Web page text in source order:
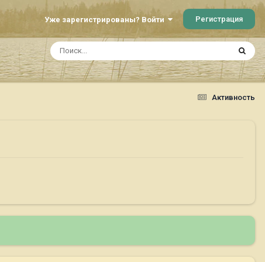
Уже зарегистрированы? Войти Регистрация
Активность